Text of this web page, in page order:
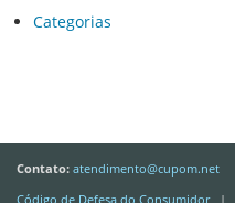
Categorias
Contato: atendimento@cupom.net
Código de Defesa do Consumidor|